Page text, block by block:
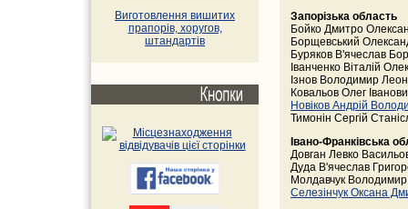
Виготовлення вишитих
прапорів, хоругов,
штандартів
Запорізька область
Бойко Дмитро
Борщевський
Буряков В'ячеслав
Іванченко Віталій
Ізнов Володимир
Ковальов Олег
Новіков Андрій
Тимонін Сергій
Івано-Франківська
Довган Левко
Дуда В'ячеслав
Молдавчук Володимир
Селезінчук Оксана